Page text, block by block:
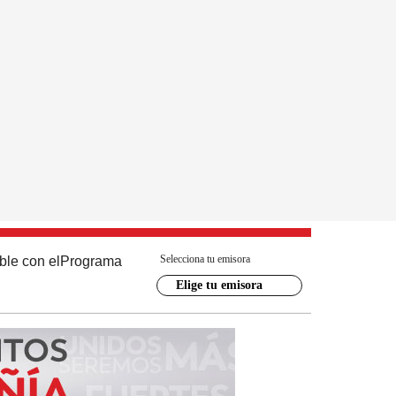
con el Programa Selecciona tu emisora
Elige tu emisora